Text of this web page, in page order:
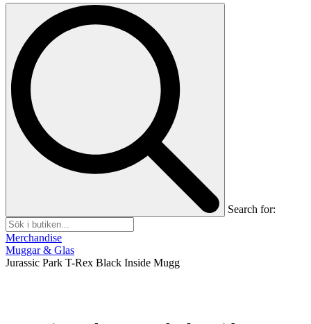
Search for:
Merchandise
Muggar & Glas
Jurassic Park T-Rex Black Inside Mugg